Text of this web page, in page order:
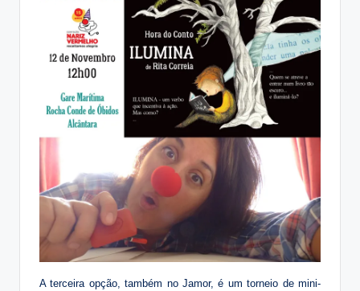
A terceira opção, também no Jamor, é um torneio de mini-